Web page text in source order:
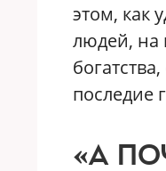
этом, как
людей, на
последие
«А